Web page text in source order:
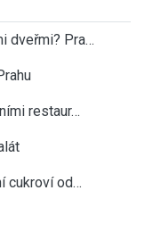
dveřmi? Pra…
restaur…
cukroví od…